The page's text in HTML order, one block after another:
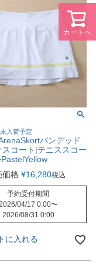
入荷予定
バンデッド
スコート|テニススコー
価格 ¥16,280税込
予約受付期間
04/17 0:00〜
2026/08/31 0:00
に入れる
カートへ